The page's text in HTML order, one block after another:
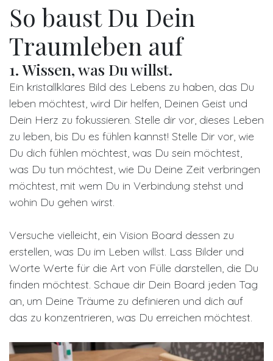
So baust Du Dein
Traumleben auf
1. Wissen, was Du willst.
Ein kristallklares Bild des Lebens zu haben, das Du
leben möchtest, wird Dir helfen, Deinen Geist und
Dein Herz zu fokussieren. Stelle dir vor, dieses Leben
zu leben, bis Du es fühlen kannst! Stelle Dir vor, wie
Du dich fühlen möchtest, was Du sein möchtest,
was Du tun möchtest, wie Du Deine Zeit verbringen
möchtest, mit wem Du in Verbindung stehst und
wohin Du gehen wirst.
Versuche vielleicht, ein Vision Board dessen zu
erstellen, was Du im Leben willst. Lass Bilder und
Worte Werte für die Art von Fülle darstellen, die Du
finden möchtest. Schaue dir Dein Board jeden Tag
an, um Deine Träume zu definieren und dich auf
das zu konzentrieren, was Du erreichen möchtest.